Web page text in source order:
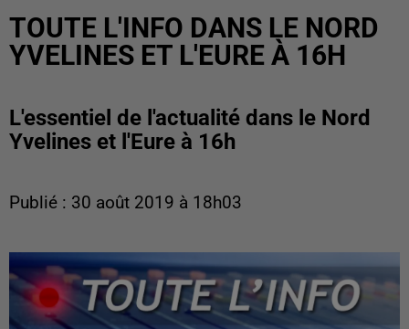
TOUTE L'INFO DANS LE NORD
YVELINES ET L'EURE À 16H
L'essentiel de l'actualité dans le Nord
Yvelines et l'Eure à 16h
Publié : 30 août 2019 à 18h03